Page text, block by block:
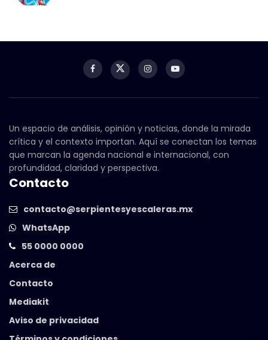
Un espacio de análisis, opinión y noticias, donde la mirada
crítica y el contexto importan. Aquí se conectan los temas
que marcan la agenda nacional e internacional, con
profundidad, claridad y perspectiva.
Contacto
contacto@serpientesyescaleras.mx
WhatsApp
55 0000 0000
Acerca de
Contacto
Mediakit
Aviso de privacidad